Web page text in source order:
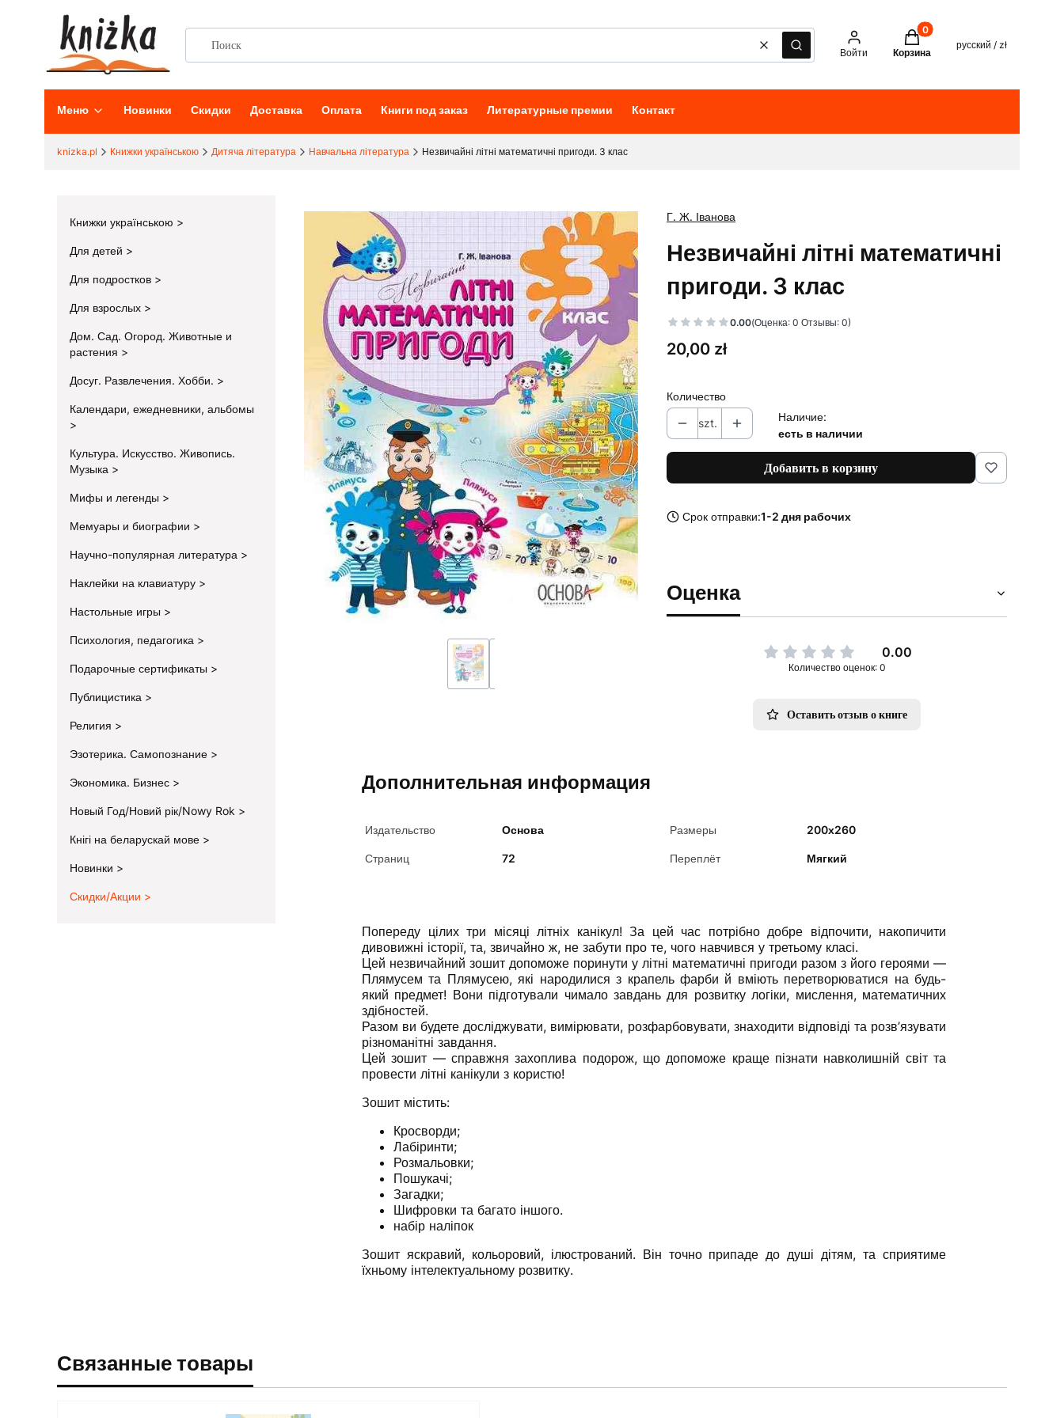
ОчиститьПоиск Войти
Товары в корзине: 0. See
Корзина
русский / zł
Меню Новинки Скидки Доставка Оплата Книги под заказ Литературные премии Контакт
knizka.pl Книжки українською Дитяча література Навчальна література Незвичайні літні математичні пригоди. 3 клас
Книжки українською
Для детей
Для подростков
Для взрослых
Дом. Сад. Огород. Животные и
растения
Досуг. Развлечения. Хобби.
Календари, ежедневники, альбомы
Культура. Искусство. Живопись.
Музыка
Мифы и легенды
Мемуары и биографии
Научно-популярная литература
Наклейки на клавиатуру
Настольные игры
Психология, педагогика
Подарочные сертификаты
Публицистика
Религия
Эзотерика. Самопознание
Экономика. Бизнес
Новый Год/Новий рік/Nowy Rok
Кнігі на беларускай мове
Новинки
Скидки/Акции
Г. Ж. Іванова
Незвичайні літні математичні
пригоди. 3 клас
0.00(Оценка: 0 Отзывы: 0)
Цена
20,00 zł
Количество
szt.
Наличие:
есть в наличии
Добавить в корзину
Срок отправки:1-2 дня рабочих
Оценка
0.00
Количество оценок: 0
Оставить отзыв о книге
Дополнительная информация
Издательство Основа Размеры 200х260
Страниц 72 Переплёт Мягкий
Попереду цілих три місяці літніх канікул! За цей час потрібно добре відпочити, накопичити
дивовижні історії, та, звичайно ж, не забути про те, чого навчився у третьому класі.
Цей незвичайний зошит допоможе поринути у літні математичні пригоди разом з його героями —
Плямусем та Плямусею, які народилися з крапель фарби й вміють перетворюватися на будь-
який предмет! Вони підготували чимало завдань для розвитку логіки, мислення, математичних
здібностей.
Разом ви будете досліджувати, вимірювати, розфарбовувати, знаходити відповіді та розв’язувати
різноманітні завдання.
Цей зошит — справжня захоплива подорож, що допоможе краще пізнати навколишній світ та
провести літні канікули з користю!
Зошит містить:
Кросворди;
Лабіринти;
Розмальовки;
Пошукачі;
Загадки;
Шифровки та багато іншого.
набір наліпок
Зошит яскравий, кольоровий, ілюстрований. Він точно припаде до душі дітям, та сприятиме
їхньому інтелектуальному розвитку.
Связанные товары